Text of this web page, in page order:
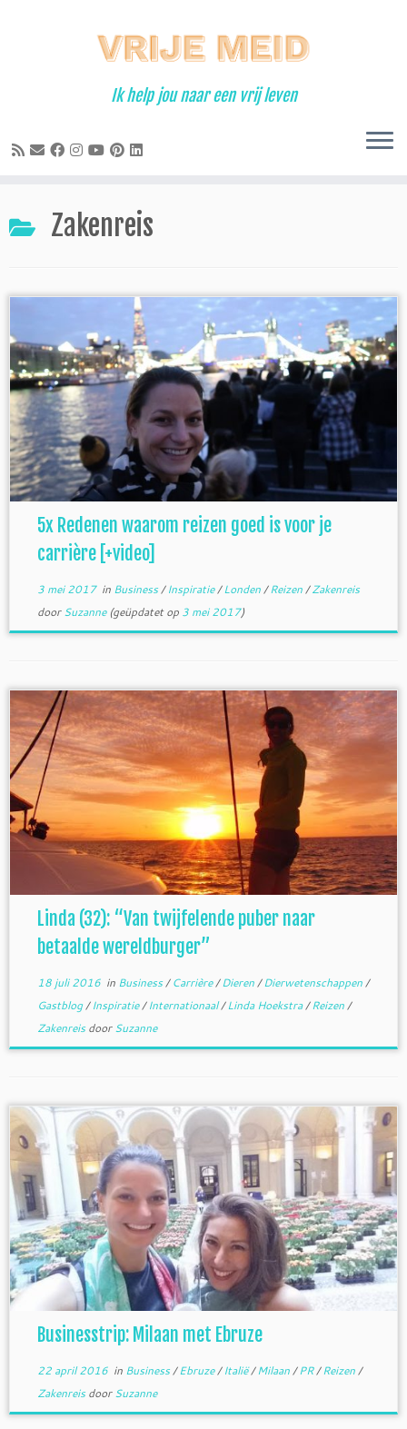
Ik help jou naar een vrij leven
Zakenreis
5x Redenen waarom reizen goed is voor je
carrière [+video]
3 mei 2017in Business/Inspiratie/Londen/Reizen/Zakenreis
doorSuzanne(geüpdatet op 3 mei 2017)
Linda (32): “Van twijfelende puber naar
betaalde wereldburger”
18 juli 2016in Business/Carrière/Dieren/Dierwetenschappen/
Gastblog/Inspiratie/Internationaal/Linda Hoekstra/Reizen/
ZakenreisdoorSuzanne
Businesstrip: Milaan met Ebruze
22 april 2016in Business/Ebruze/Italië/Milaan/PR/Reizen/
ZakenreisdoorSuzanne